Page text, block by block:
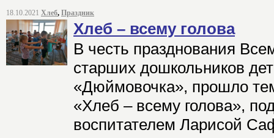
18.10.2021 Хлеб, Праздник
Хлеб – всему голова
В честь празднования
старших дошкольников
«Дюймовочка», прошло
«Хлеб – всему голова»,
воспитателем Ларисой